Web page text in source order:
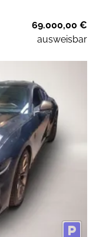
69.000,00 €
ausweisbar